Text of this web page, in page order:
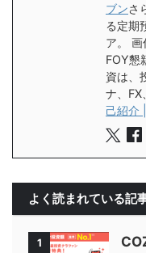
ブンさ
る定期
ア。
FOY懇
資は、
ナ、FX
己紹介
よく読まれている記
1